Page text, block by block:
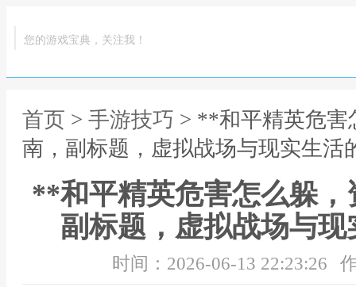
您的游戏宝典，关注我！
首页 > 手游技巧 > **和平精英危害
南，副标题，虚拟战场与现实生活
**和平精英危害怎么躲
副标题，虚拟战场与
时间：2026-06-13 22:23:26